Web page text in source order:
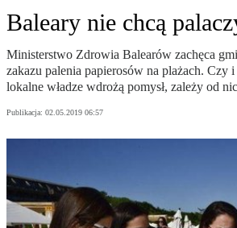
Baleary nie chcą
Ministerstwo Zdrowia Balearów zachęca
zakazu palenia papierosów na plażach. Czy
lokalne władze wdrożą pomysł, zależy od
Publikacja: 02.05.2019 06:57